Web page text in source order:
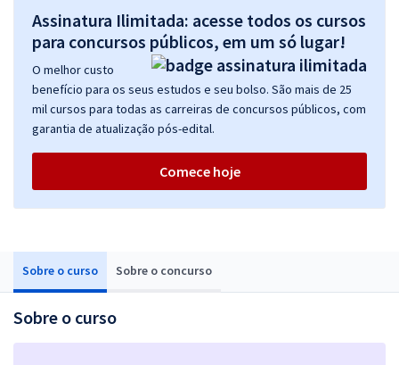
Sobre o curso Sobre o concurso
Sobre o curso
Assinatura Ilimitada: acesse todos os cursos
para concursos públicos, em um só lugar!
O melhor custo
benefício para os seus estudos e seu bolso. São mais de 25
mil cursos para todas as carreiras de concursos públicos, com
garantia de atualização pós-edital.
Comece hoje